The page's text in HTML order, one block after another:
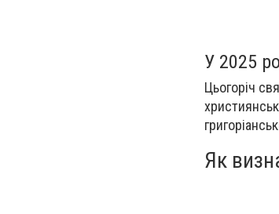
У 2025
Цьогоріч
Як